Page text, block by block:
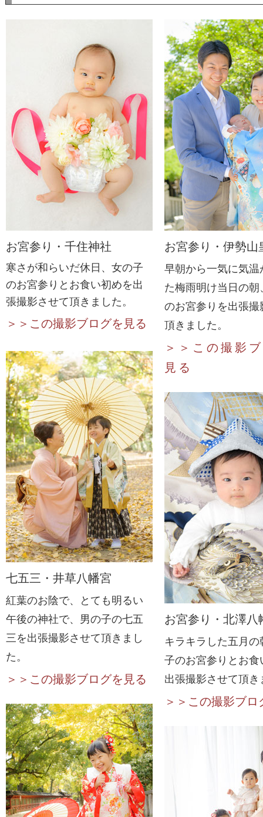
お宮参り・千住神社
寒さが和らいだ休日、女の子
のお宮参りとお食い初めを出
張撮影させて頂きました。
＞＞この撮影ブログを見る
七五三・井草八幡宮
紅葉のお陰で、とても明るい
午後の神社で、男の子の七五
三を出張撮影させて頂きまし
た。
＞＞この撮影ブログを見る
お宮参り・伊勢山
早朝から一気に気温
た梅雨明け当日の朝
のお宮参りを出張撮
頂きました。
＞＞この撮影
見る
お宮参り・北澤八
キラキラした五月の
子のお宮参りとお食
出張撮影させて頂き
＞＞この撮影ブロ